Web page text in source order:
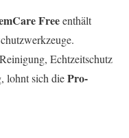
Freeenthält
Echtzeitschutz
lohnt sich diePro-